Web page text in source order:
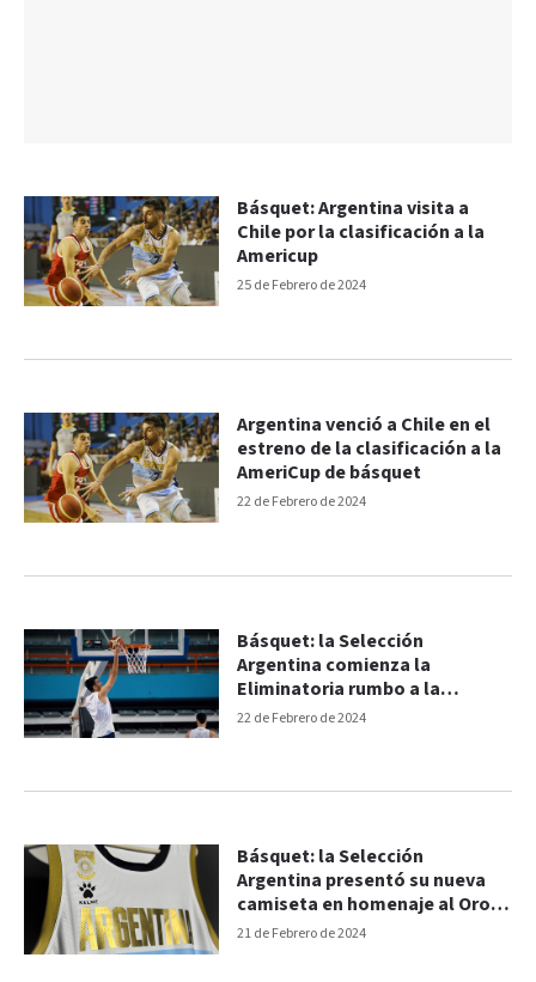
25 de Febrero de 2024
Básquet: Argentina visita a
Chile por la clasificación a la
Americup
22 de Febrero de 2024
Argentina venció a Chile en el
estreno de la clasificación a la
AmeriCup de básquet
22 de Febrero de 2024
Básquet: la Selección
Argentina comienza la
Eliminatoria rumbo a la
Americup
21 de Febrero de 2024
Básquet: la Selección
Argentina presentó su nueva
camiseta en homenaje al Oro
de Atenas